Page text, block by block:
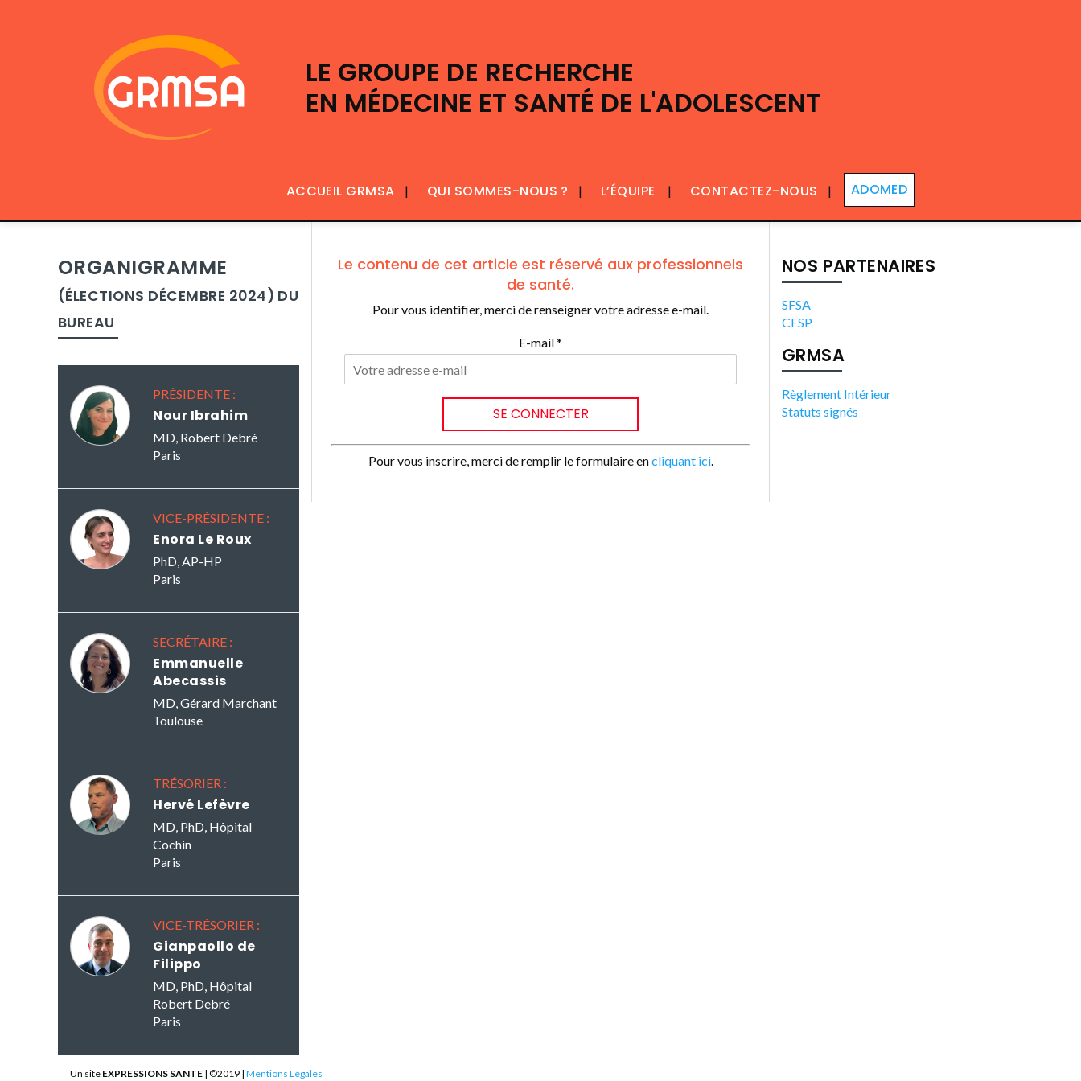
LE GROUPE DE RECHERCHE
EN MÉDECINE ET SANTÉ DE L'ADOLESCENT
ACCUEIL GRMSA QUI SOMMES-NOUS ? L’ÉQUIPE CONTACTEZ-NOUS ADOMED
ORGANIGRAMME
(ÉLECTIONS DÉCEMBRE 2024) DU
BUREAU
PRÉSIDENTE :
Nour Ibrahim
MD, Robert Debré
Paris
VICE-PRÉSIDENTE :
Enora Le Roux
PhD, AP-HP
Paris
SECRÉTAIRE :
Emmanuelle
Abecassis
MD, Gérard Marchant
Toulouse
TRÉSORIER :
Hervé Lefèvre
MD, PhD, Hôpital
Cochin
Paris
VICE-TRÉSORIER :
Gianpaollo de
Filippo
MD, PhD, Hôpital
Robert Debré
Paris
Le contenu de cet article est réservé aux professionnels
de santé.
Pour vous identifier, merci de renseigner votre adresse e-mail.
E-mail *
Pour vous inscrire, merci de remplir le formulaire encliquant ici.
NOS PARTENAIRES
SFSA
CESP
GRMSA
Règlement Intérieur
Statuts signés
Un site EXPRESSIONS SANTE | ©2019 | Mentions Légales